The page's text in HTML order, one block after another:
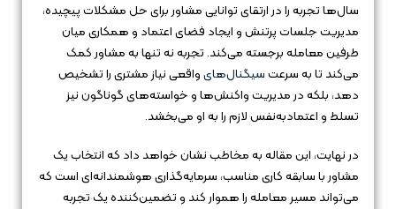
سال‌ها تجربه را در ارتقای توانایی مشاور برای حل مشکلات پیچیده،
مدیریت جلسات پرتنش و ایجاد فضای اعتماد و همکاری میان
طرفین معامله برجسته می‌کند. تجربه نه تنها به مشاور کمک
می‌کند تا به سرعتسیگنال‌هایواقعی نیاز مشتری را تشخیص
دهد، بلکه در مدیریت واکنش‌ها و خواسته‌های گوناگون نیز
تسلط و اعتمادبه‌نفس لازم را به او می‌بخشد.
در نهایت، این مقاله به مخاطب نشان خواهد داد که انتخاب یک
مشاور با سابقه کاری مناسب، سرمایه‌گذاری هوشمندانه‌ای است که
می‌تواند مسیر معامله را هموار کند و تضمین‌کننده یک تجربه